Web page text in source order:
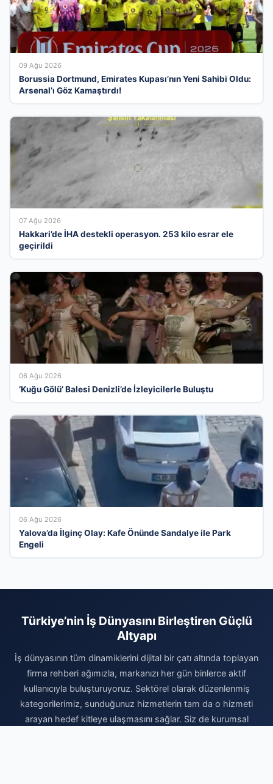
09 Ağu 2026
Borussia Dortmund, Emirates Kupası’nın Yeni Sahibi Oldu:
Arsenal’ı Göz Kamaştırdı!
07 Ağu 2026
Hakkari’de İHA destekli operasyon. 253 kilo esrar ele
geçirildi
06 Ağu 2026
‘Kuğu Gölü’ Balesi Denizli’de İzleyicilerle Buluştu
06 Ağu 2026
Yalova’da İlginç Olay: Kafe Önünde Sandalye ile Park
Engeli
Türkiye’nin İş Dünyasını Birleştiren Güçlü
Altyapı
İş dünyasının tüm dinamiklerini dijital bir çatı altında toplayan
firma rehberi ağımızla, markanızı her gün binlerce aktif
kullanıcıyla buluşturuyoruz. Sektörel olarak düzenlenmiş
kategorilerimiz, sunduğunuz hizmetlerin tam da o hizmeti
arayan hedef kitleye ulaşmasını sağlar. Siz de kurumsal